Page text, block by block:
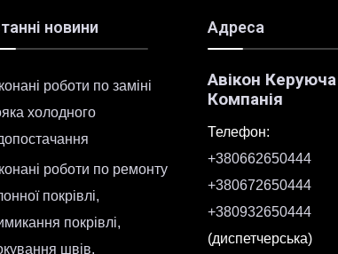
новини
роботи по заміні
холодного
роботи по ремонту
покрівлі,
покрівлі,
швів,
Адреса
Авікон Керуюча
Компанія
Телефон:
+380662650444
+380672650444
+380932650444
(диспетчерська)